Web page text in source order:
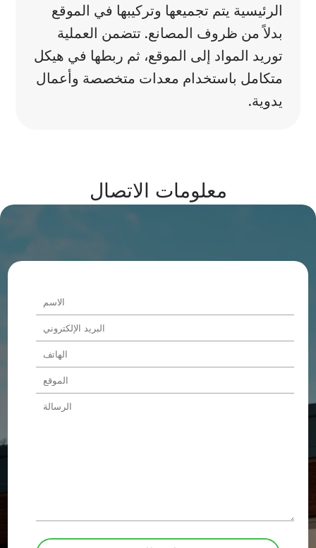
الرئيسية يتم تجميعها وتركيبها في الموقع
بدلاً من ظروف المصانع. تتضمن العملية
توريد المواد إلى الموقع، ثم ربطها في هيكل
متكامل باستخدام معدات متخصصة وأعمال
يدوية.
معلومات الاتصال